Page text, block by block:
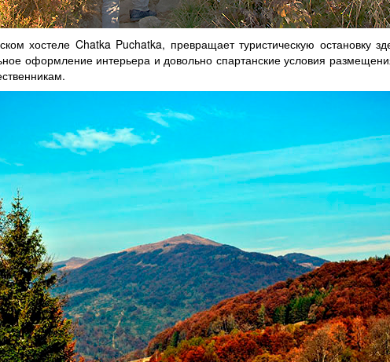
хостеле Chatka Puchatka, превращает туристическую остановку
оформление интерьера и довольно спартанские условия